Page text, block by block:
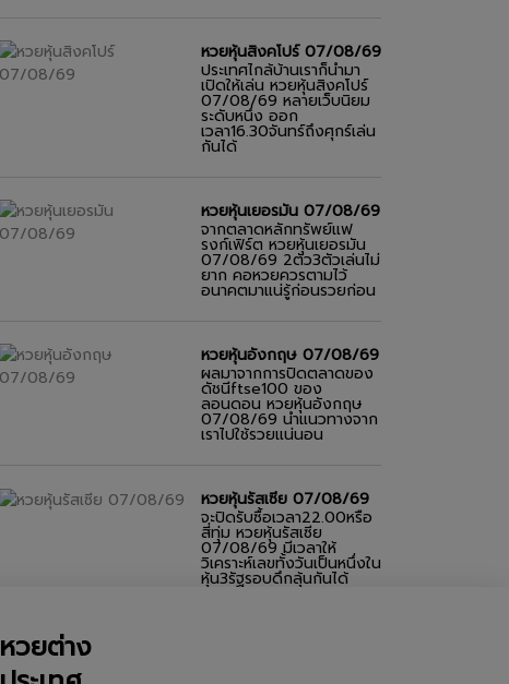
หวยหุ้นสิงคโปร์ 07/08/69
ประเทศไกล้บ้านเราก็นำมา
เปิดให้เล่น หวยหุ้นสิงคโปร์
07/08/69 หลายเว็บนิยม
ระดับหนึ่ง ออก
เวลา16.30จันทร์ถึงศุกร์เล่น
กันได้
หวยหุ้นเยอรมัน 07/08/69
จากตลาดหลักทรัพย์แฟ
รงก์เฟิร์ต หวยหุ้นเยอรมัน
07/08/69 2ตัว3ตัวเล่นไม่
ยาก คอหวยควรตามไว้
อนาคตมาแน่รู้ก่อนรวยก่อน
หวยหุ้นอังกฤษ 07/08/69
ผลมาจากการปิดตลาดของ
ดัชนีftse100 ของ
ลอนดอน หวยหุ้นอังกฤษ
07/08/69 นำแนวทางจาก
เราไปใช้รวยแน่นอน
หวยหุ้นรัสเซีย 07/08/69
จะปิดรับซื้อเวลา22.00หรือ
สี่ทุ่ม หวยหุ้นรัสเซีย
07/08/69 มีเวลาให้
วิเคราะห์เลขทั้งวันเป็นหนึ่งใน
หุ้น3รัฐรอบดึกลุ้นกันได้
หวยต่าง